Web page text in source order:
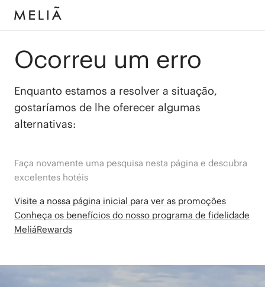
Ocorreu um erro
Enquanto estamos a resolver a situação,
gostaríamos de lhe oferecer algumas
alternativas:
Faça novamente uma pesquisa nesta página e descubra
excelentes hotéis
Visite a nossa página inicial para ver as promoções
Conheça os benefícios do nosso programa de fidelidade
MeliáRewards